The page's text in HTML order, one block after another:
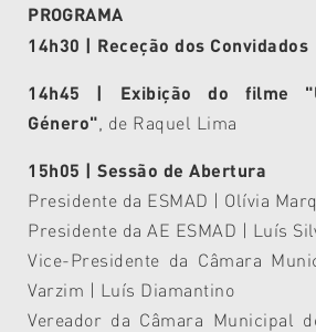
PROGRAMA
14h30 | Receção dos Convidados
14h45 | Exibição do filme "
Género" , de Raquel Lima
15h05 | Sessão de Abertura
Presidente da ESMAD | Olívia
Presidente da AE ESMAD | Luís
Vice-Presidente da Câmara
Varzim | Luís Diamantino
Vereador da Câmara Municipal